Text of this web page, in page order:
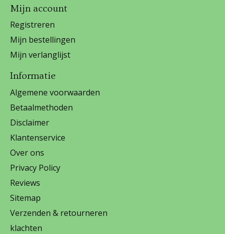
Mijn account
Registreren
Mijn bestellingen
Mijn verlanglijst
Informatie
Algemene voorwaarden
Betaalmethoden
Disclaimer
Klantenservice
Over ons
Privacy Policy
Reviews
Sitemap
Verzenden & retourneren
klachten